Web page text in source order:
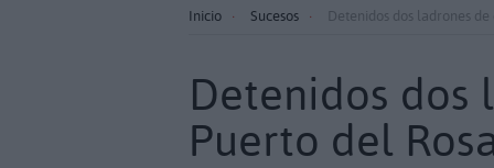
Inicio Sucesos Detenidos dos ladrones
Detenidos dos
Puerto del